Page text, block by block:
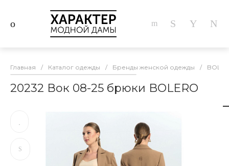
Главная / Каталог одежды / Бренды женской одежды /
20232 Вок 08-25 брюки BOLERO